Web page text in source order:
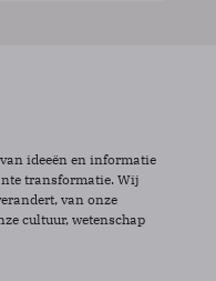
ideeën en informatie
transformatie. Wij
van onze
cultuur, wetenschap